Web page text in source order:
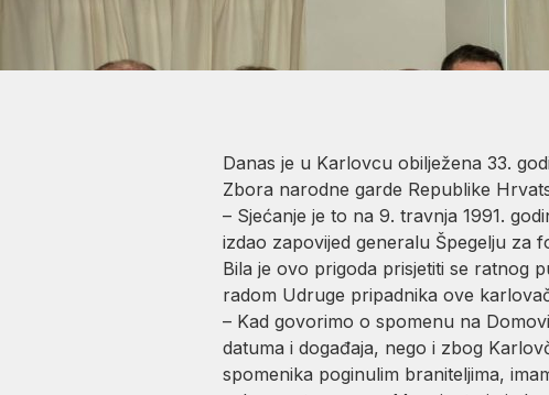
Danas je u Karlovcu obilježena 33.
Zbora narodne garde Republike
– Sjećanje je to na 9. travnja 1991.
izdao zapovijed generalu Špegelju za
Bila je ovo prigoda prisjetiti se ratnog
radom Udruge pripadnika ove
– Kad govorimo o spomenu na
datuma i događaja, nego i zbog
spomenika poginulim braniteljima,